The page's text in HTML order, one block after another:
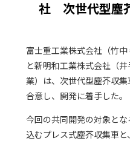
社 次世代型塵
富士重工業株式会社（竹中
と新明和工業株式会社（
業）は、次世代型塵芥収
合意し、開発に着手した。
今回の共同開発の対象と
込むプレス式塵芥収集車